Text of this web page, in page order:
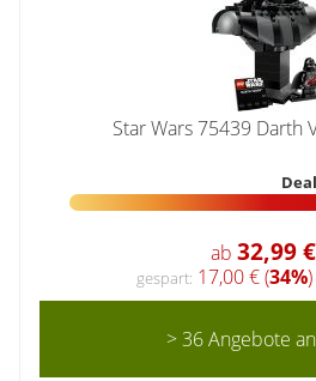
Star Wars 75439 Darth
ab 32,99 €
gespart: 17,00 € (34%)
> 36 Angebote